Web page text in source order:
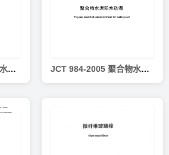
JCT 985-2005 地面用水泥基自流平砂浆 JCT 984-2005 聚合物水泥防水砂浆